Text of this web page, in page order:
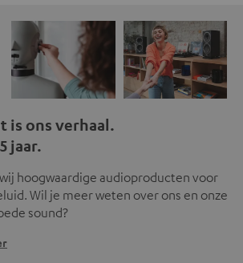
is ons verhaal.
jaar.
wij hoogwaardige audioproducten voor
Wil je meer weten over ons en onze
sound?